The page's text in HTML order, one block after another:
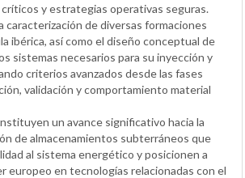
y estrategias operativas seguras.
caracterización de diversas formaciones
ibérica, así como el diseño conceptual de
sistemas necesarios para su inyección y
criterios avanzados desde las fases
validación y comportamiento material
un avance significativo hacia la
de almacenamientos subterráneos que
al sistema energético y posicionen a
europeo en tecnologías relacionadas con el